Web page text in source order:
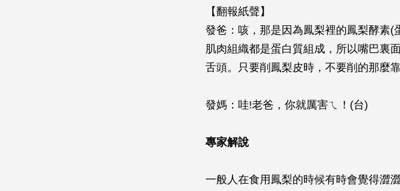
【翻報紙聲】
發爸：咳，那是因為鳳梨裡的鳳梨酵素
肌肉組織都是蛋白質組成，所以嘴巴裏
舌頭。只要削鳳梨皮時，不要削的那麼
發媽：哇!老爸，你就厲害ㄟ！(台)
專家解說
一般人在食用鳳梨的時候有時會覺得澀